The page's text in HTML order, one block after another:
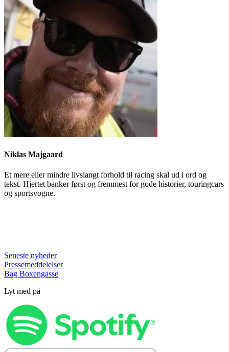
Niklas Majgaard
Et mere eller mindre livslangt forhold til racing skal ud i ord og
tekst. Hjertet banker først og fremmest for gode historier, touringcars
og sportsvogne.
Seneste nyheder
Pressemeddelelser
Bag Boxengasse
Lyt med på